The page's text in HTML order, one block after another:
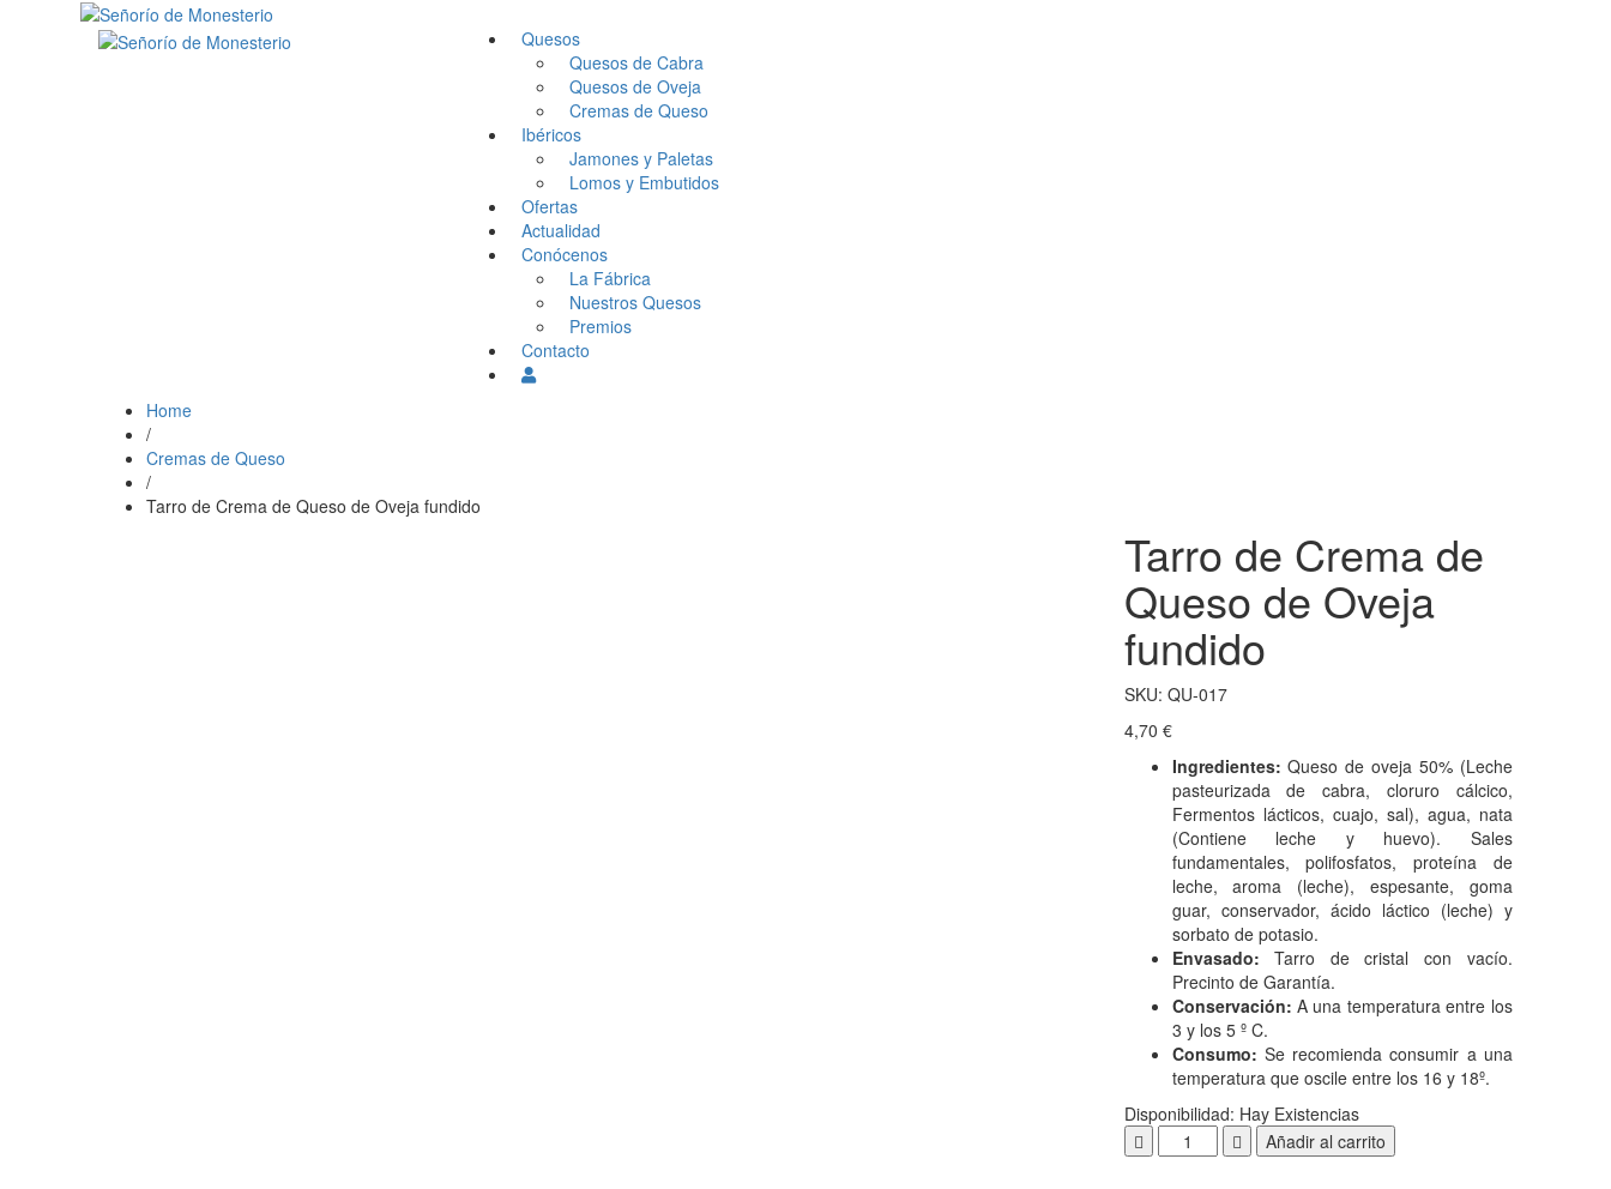
Quesos
Quesos de Cabra
Quesos de Oveja
Cremas de Queso
Ibéricos
Jamones y Paletas
Lomos y Embutidos
Ofertas
Actualidad
Conócenos
La Fábrica
Nuestros Quesos
Premios
Contacto
Home
/
Cremas de Queso
/
Tarro de Crema de Queso de Oveja fundido
Tarro de Crema de
Queso de Oveja
fundido
SKU: QU-017
4,70 €
Ingredientes:Queso de oveja 50% (Leche
pasteurizada de cabra, cloruro cálcico,
Fermentos lácticos, cuajo, sal), agua, nata
(Contiene leche y huevo). Sales
fundamentales, polifosfatos, proteína de
leche, aroma (leche), espesante, goma
guar, conservador, ácido láctico (leche) y
sorbato de potasio.
Envasado: Tarro de cristal con vacío.
Precinto de Garantía.
Conservación: A una temperatura entre los
3 y los 5 º C.
Consumo: Se recomienda consumir a una
temperatura que oscile entre los 16 y 18º.
Disponibilidad: Hay Existencias
Añadir al carrito